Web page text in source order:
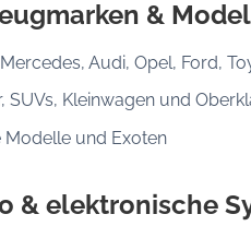
&
Audi, Opel, Ford,
SUVs, Kleinwagen und
Modelle und Exoten
& elektronische